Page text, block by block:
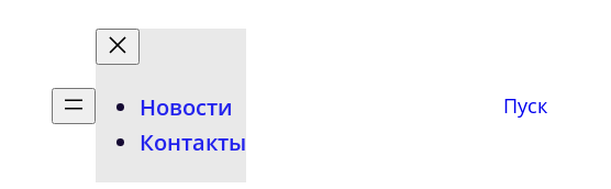
Новости
Контакты
Пуск